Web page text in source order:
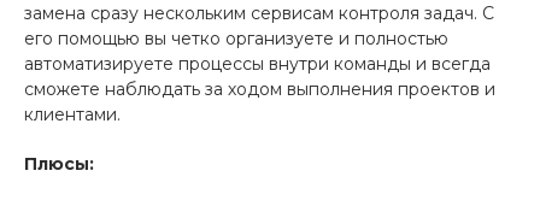
замена сразу нескольким сервисам контроля задач. С
его помощью вы четко организуете и полностью
автоматизируете процессы внутри команды и всегда
сможете наблюдать за ходом выполнения проектов и
клиентами.
Плюсы: